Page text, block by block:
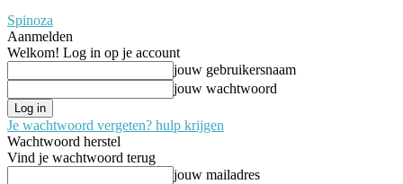
Spinoza
Aanmelden
Welkom! Log in op je account
jouw gebruikersnaam
jouw wachtwoord
Je wachtwoord vergeten? hulp krijgen
Wachtwoord herstel
Vind je wachtwoord terug
jouw mailadres